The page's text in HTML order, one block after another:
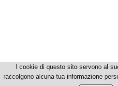
I cookie di questo sito servono al
raccolgono alcuna tua informazione